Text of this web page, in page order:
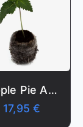
Apple Pie Auto
17,95€